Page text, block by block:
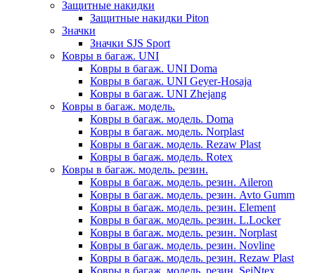
Защитные накидки
Защитные накидки Piton
Значки
Значки SJS Sport
Ковры в багаж. UNI
Ковры в багаж. UNI Doma
Ковры в багаж. UNI Geyer-Hosaja
Ковры в багаж. UNI Zhejang
Ковры в багаж. модель.
Ковры в багаж. модель. Doma
Ковры в багаж. модель. Norplast
Ковры в багаж. модель. Rezaw Plast
Ковры в багаж. модель. Rotex
Ковры в багаж. модель. резин.
Ковры в багаж. модель. резин. Aileron
Ковры в багаж. модель. резин. Avto Gumm
Ковры в багаж. модель. резин. Element
Ковры в багаж. модель. резин. L.Locker
Ковры в багаж. модель. резин. Norplast
Ковры в багаж. модель. резин. Novline
Ковры в багаж. модель. резин. Rezaw Plast
Ковры в багаж. модель. резин. SeiNtex